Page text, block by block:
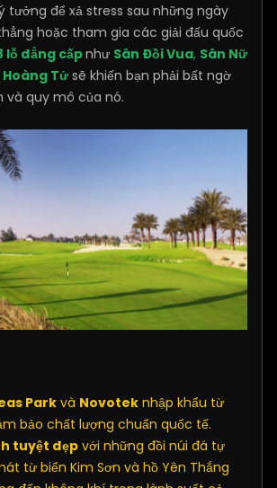
tưởng để xả stress sau những ngày
hoặc tham gia các giải đấu quốc
lỗ đẳng cấpnhư Sân Đồi Vua, Sân Nữ
Hoàng Tử sẽ khiến bạn phải bất ngờ
và quy mô của nó.
Park và Novotek nhập khẩu từ
bảo chất lượng chuẩn quốc tế.
tuyệt đẹp với những đồi núi đá tự
từ biển Kim Sơn và hồ Yên Thắng